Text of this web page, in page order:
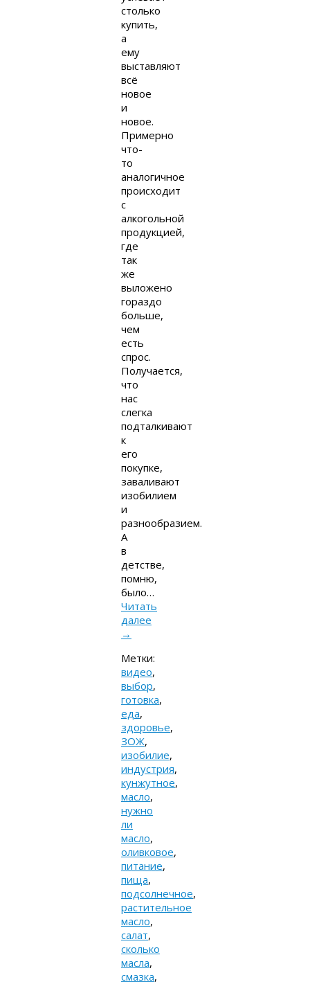
столько
купить,
а
ему
выставляют
всё
новое
и
новое.
Примерно
что-
то
аналогичное
происходит
с
алкогольной
продукцией,
где
так
же
выложено
гораздо
больше,
чем
есть
спрос.
Получается,
что
нас
слегка
подталкивают
к
его
покупке,
заваливают
изобилием
и
разнообразием.
А
в
детстве,
помню,
было…
Читать
далее
→
Метки:
видео,
выбор,
готовка,
еда,
здоровье,
ЗОЖ,
изобилие,
индустрия,
кунжутное,
масло,
нужно
ли
масло,
оливковое,
питание,
пища,
подсолнечное,
растительное
масло,
салат,
сколько
масла,
смазка,